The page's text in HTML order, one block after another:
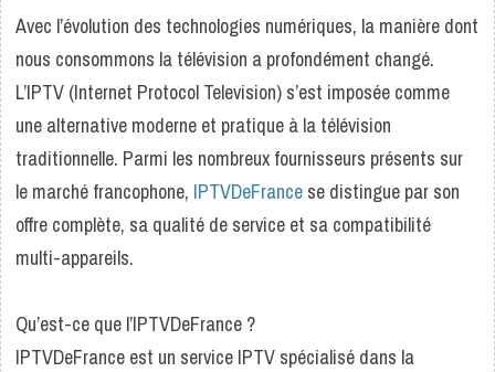
Avec l’évolution des technologies numériques, la manière dont
nous consommons la télévision a profondément changé.
L’IPTV (Internet Protocol Television) s’est imposée comme
une alternative moderne et pratique à la télévision
traditionnelle. Parmi les nombreux fournisseurs présents sur
le marché francophone, IPTVDeFrance se distingue par son
offre complète, sa qualité de service et sa compatibilité
multi-appareils.
Qu’est-ce que l’IPTVDeFrance ?
IPTVDeFrance est un service IPTV spécialisé dans la